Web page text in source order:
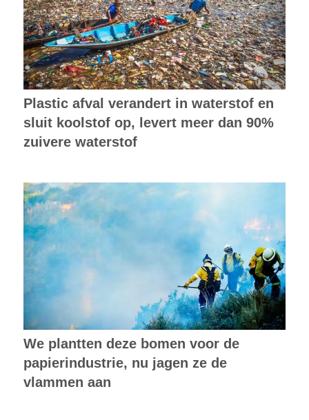
Plastic afval verandert in waterstof en
sluit koolstof op, levert meer dan 90%
zuivere waterstof
We plantten deze bomen voor de
papierindustrie, nu jagen ze de
vlammen aan